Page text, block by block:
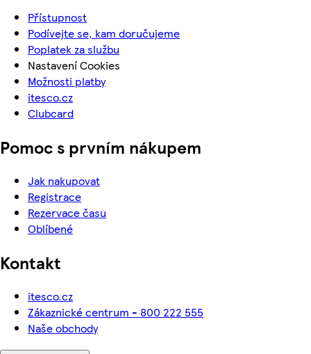
Přístupnost
Podívejte se, kam doručujeme
Poplatek za službu
Nastavení Cookies
Možnosti platby
itesco.cz
Clubcard
Pomoc s prvním nákupem
Jak nakupovat
Registrace
Rezervace času
Oblíbené
Kontakt
itesco.cz
Zákaznické centrum - 800 222 555
Naše obchody